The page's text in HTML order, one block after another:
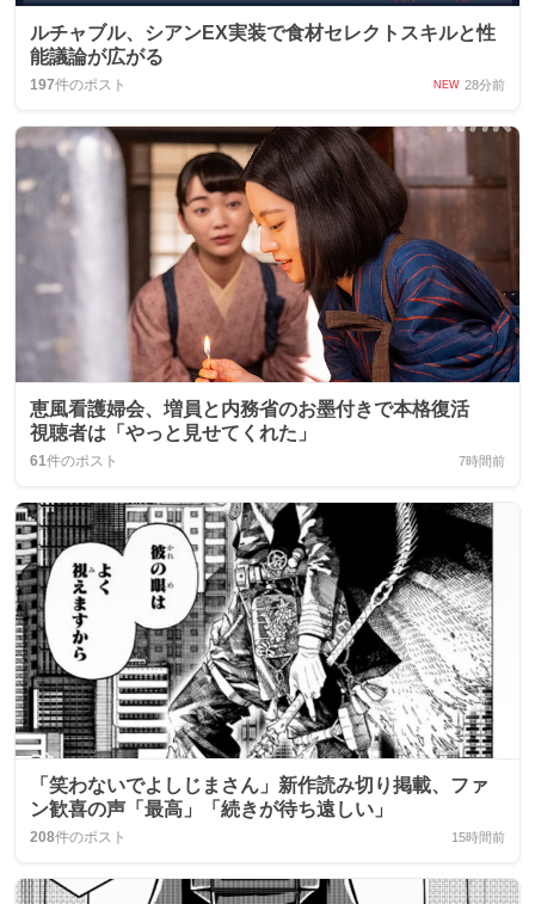
ルチャブル、シアンEX実装で食材セレクトスキルと性
能議論が広がる
197件のポスト NEW 28分前
恵風看護婦会、増員と内務省のお墨付きで本格復活
視聴者は「やっと見せてくれた」
61件のポスト 7時間前
「笑わないでよしじまさん」新作読み切り掲載、ファ
ン歓喜の声「最高」「続きが待ち遠しい」
208件のポスト 15時間前